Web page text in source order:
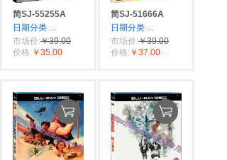
简SJ-55255A
日期分类 ...
市场价:￥39.00
价格: ￥35.00
简SJ-51666A
日期分类 ...
市场价:￥39.00
价格: ￥37.00